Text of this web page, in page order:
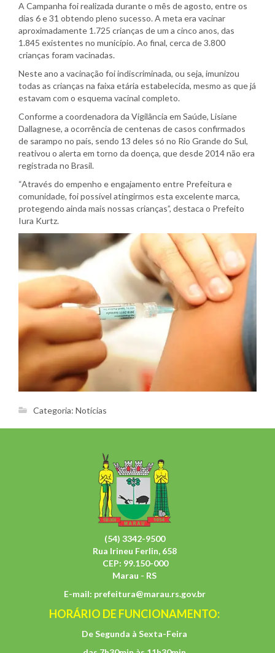
A Campanha foi realizada durante o mês de agosto, entre os
dias 6 e 31 obtendo pleno sucesso. A meta era vacinar
aproximadamente 1.725 crianças de um a cinco anos, das
1.845 existentes no município. Ao final, cerca de 3.800
crianças foram vacinadas.
Neste ano a vacinação foi indiscriminada, ou seja, imunizou
todas as crianças na faixa etária estabelecida, mesmo as que já
estavam com o esquema vacinal completo.
Conforme a coordenadora da Vigilância em Saúde, Lisiane
Dallagnese, a ocorrência de centenas de casos confirmados
de sarampo no país, sendo 13 deles só no Rio Grande do Sul,
reativou o alerta em torno da doença, que desde 2014 não era
registrada no Brasil.
“Através do empenho e engajamento entre Prefeitura e
comunidade, foi possível atingirmos esta excelente marca,
protegendo ainda mais nossas crianças”, destaca o Prefeito
Iura Kurtz.
Categoria: Notícias
(54) 3342-9500
Rua Irineu Ferlin, 658
CEP: 99.150-000
Marau - RS
E-mail: prefeitura@marau.rs.gov.br
HORÁRIO DE FUNCIONAMENTO:
De Segunda à Sexta-Feira